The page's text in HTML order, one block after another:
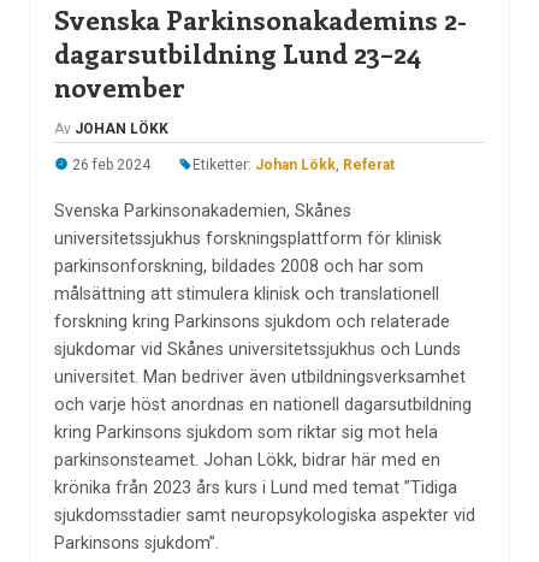
Svenska Parkinsonakademins 2-
dagarsutbildning Lund 23–24
november
Av JOHAN LÖKK
26 feb 2024 Etiketter: Johan Lökk, Referat
Svenska Parkinsonakademien, Skånes
universitetssjukhus forskningsplattform för klinisk
parkinsonforskning, bildades 2008 och har som
målsättning att stimulera klinisk och translationell
forskning kring Parkinsons sjukdom och relaterade
sjukdomar vid Skånes universitetssjukhus och Lunds
universitet. Man bedriver även utbildningsverksamhet
och varje höst anordnas en nationell dagarsutbildning
kring Parkinsons sjukdom som riktar sig mot hela
parkinsonsteamet. Johan Lökk, bidrar här med en
krönika från 2023 års kurs i Lund med temat ”Tidiga
sjukdomsstadier samt neuropsykologiska aspekter vid
Parkinsons sjukdom”.